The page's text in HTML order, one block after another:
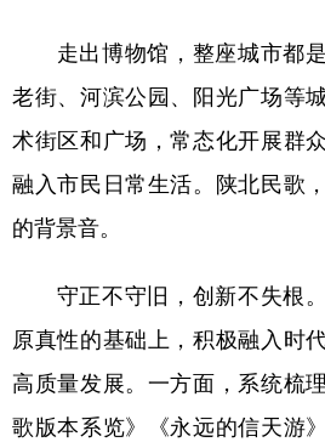
走出博物馆，整座城市都
老街、河滨公园、阳光广场等
术街区和广场，常态化开展群
融入市民日常生活。陕北民歌
的背景音。
守正不守旧，创新不失根
原真性的基础上，积极融入时
高质量发展。一方面，系统梳
歌版本系览》《永远的信天游